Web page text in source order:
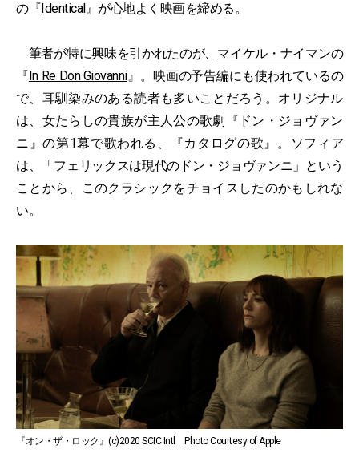
の『Identical』が心地よく映画を締める。
筆者が特に興味を引かれたのが、 マイケル・ナイマンの
『In Re Don Giovanni』。映画の予告編にも使われているの
で、耳馴染みのある読者も多いことだろう。オリジナル
は、女たらしの貴族が主人公の歌劇『ドン・ジョヴァン
ニ』の第1幕で歌われる、『カタログの歌』。ソフィア
は、「フェリックスは現代のドン・ジョヴァンニ」という
ことから、このクラシックをチョイスしたのかもしれな
い。
『オン・ザ・ロック』(c)2020 SCIC Intl Photo Courtesy of Apple